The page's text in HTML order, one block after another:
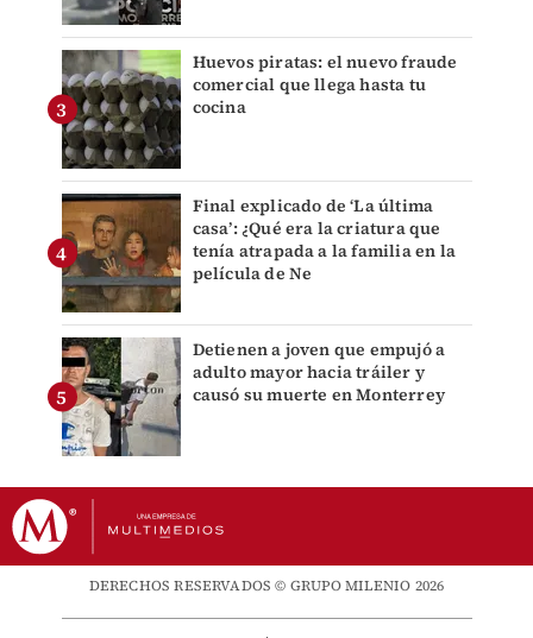
Huevos piratas: el nuevo fraude
comercial que llega hasta tu
cocina
Final explicado de ‘La última
casa’: ¿Qué era la criatura que
tenía atrapada a la familia en la
película de Ne
Detienen a joven que empujó a
adulto mayor hacia tráiler y
causó su muerte en Monterrey
DERECHOS RESERVADOS © GRUPO MILENIO 2026